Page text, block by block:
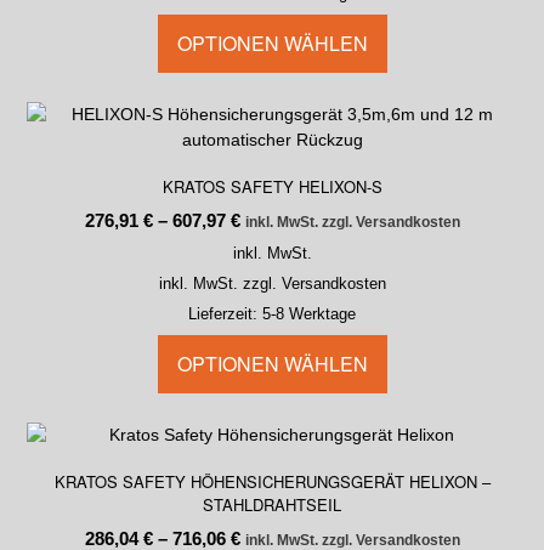
OPTIONEN WÄHLEN
KRATOS SAFETY HELIXON-S
276,91 €– 607,97 € inkl. MwSt. zzgl. Versandkosten
inkl. MwSt.
inkl. MwSt. zzgl. Versandkosten
Lieferzeit: 5-8 Werktage
OPTIONEN WÄHLEN
KRATOS SAFETY HÖHENSICHERUNGSGERÄT HELIXON –
STAHLDRAHTSEIL
286,04€– 716,06 € inkl. MwSt. zzgl. Versandkosten